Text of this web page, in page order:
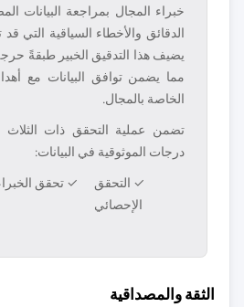
خبراء المجال بمراجعة البيانات
الدقائق والأخطاء السياقية التي قد
يضيف هذا التدقيق الخبير طبقةً
مما يضمن توافق البيانات مع
الخاصة بالمجال.
تضمن عملية التحقق ذات الثلاث
درجات الموثوقية في البيانات:
✓ التحقق
الإحصائي
✓ تحقق
الثقة والمصداقية